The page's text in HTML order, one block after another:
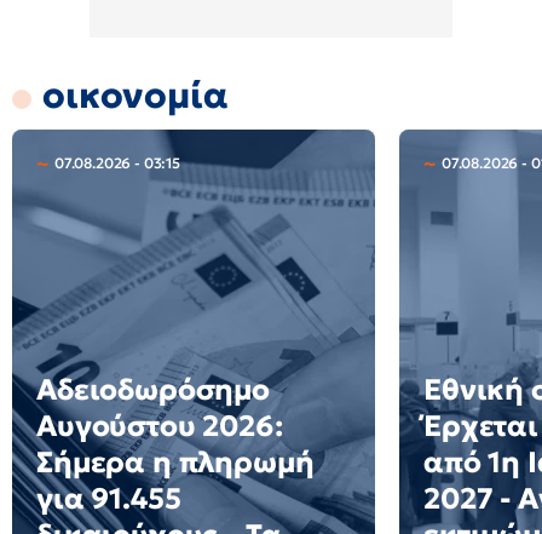
οικονομία
07.08.2026 - 03:15
Αδειοδωρόσημο
Αυγούστου 2026:
Σήμερα η πληρωμή
για 91.455
07.08.2026 -
Εθνική
από 1η
2027 -